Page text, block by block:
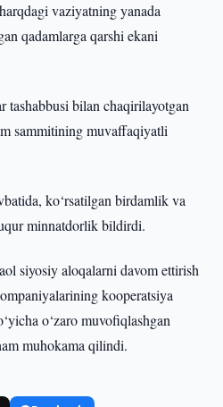
vaziyatning yanada
qadamlarga qarshi ekani
tashabbusi bilan chaqirilayotgan
sammitining muvaffaqiyatli
ko‘rsatilgan birdamlik va
minnatdorlik bildirdi.
siyosiy aloqalarni davom ettirish
kooperatsiya
o‘zaro muvofiqlashgan
muhokama qilindi.